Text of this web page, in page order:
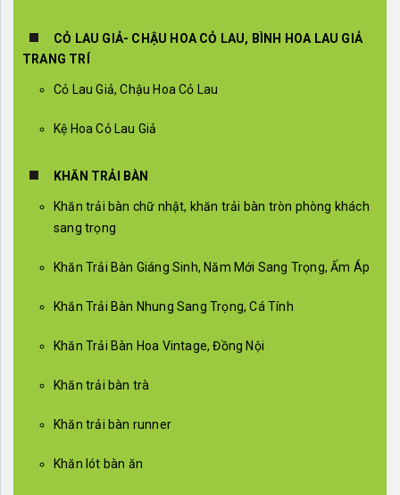
CỎ LAU GIẢ- CHẬU HOA CỎ LAU, BÌNH HOA LAU GIẢ
TRANG TRÍ
Cỏ Lau Giả, Chậu Hoa Cỏ Lau
Kệ Hoa Cỏ Lau Giả
KHĂN TRẢI BÀN
Khăn trải bàn chữ nhật, khăn trải bàn tròn phòng khách
sang trọng
Khăn Trải Bàn Giáng Sinh, Năm Mới Sang Trọng, Ấm Áp
Khăn Trải Bàn Nhung Sang Trọng, Cá Tính
Khăn Trải Bàn Hoa Vintage, Đồng Nội
Khăn trải bàn trà
Khăn trải bàn runner
Khăn lót bàn ăn